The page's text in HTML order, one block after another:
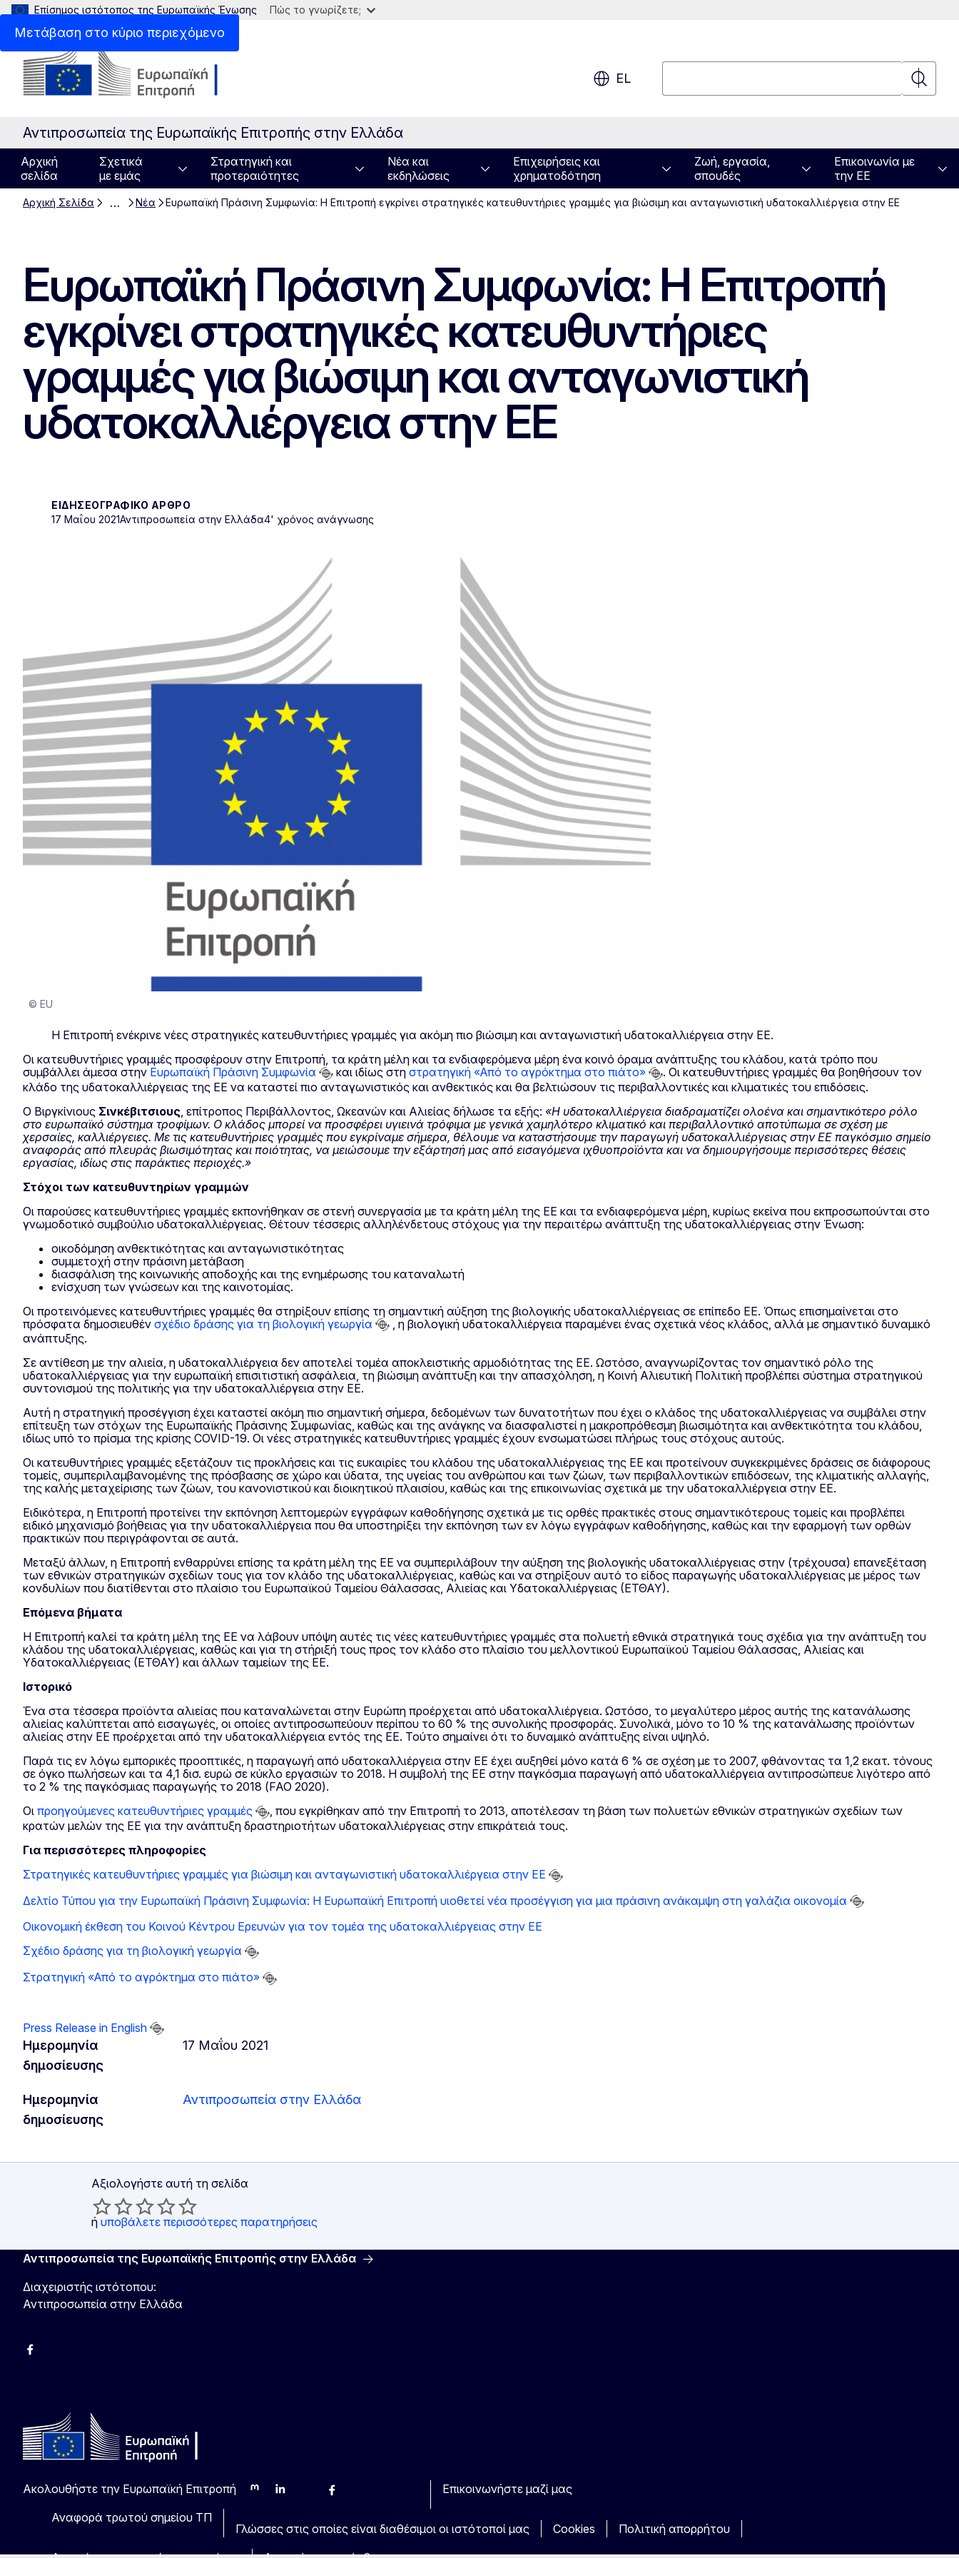
Μετάβαση στο κύριο περιεχόμενο
Επίσημος ιστότοπος της Ευρωπαϊκής Ένωσης Πώς το γνωρίζετε;
EL
Αντιπροσωπεία της Ευρωπαϊκής Επιτροπής στην Ελλάδα
Αρχική
σελίδα
Σχετικά
με εμάς
Στρατηγική και
προτεραιότητες
Νέα και
εκδηλώσεις
Επιχειρήσεις και
χρηματοδότηση
Ζωή, εργασία,
σπουδές
Επικοινωνία με
την ΕΕ
Αρχική Σελίδα … Νέα Ευρωπαϊκή Πράσινη Συμφωνία: Η Επιτροπή εγκρίνει στρατηγικές κατευθυντήριες γραμμές για βιώσιμη και ανταγωνιστική υδατοκαλλιέργεια στην ΕΕ
Ευρωπαϊκή Πράσινη Συμφωνία: Η Επιτροπή
εγκρίνει στρατηγικές κατευθυντήριες
γραμμές για βιώσιμη και ανταγωνιστική
υδατοκαλλιέργεια στην ΕΕ
ΕΙΔΗΣΕΟΓΡΑΦΙΚΌ ΆΡΘΡΟ
17 Μαΐου 2021Αντιπροσωπεία στην Ελλάδα4' χρόνος ανάγνωσης
© EU
Η Επιτροπή ενέκρινε νέες στρατηγικές κατευθυντήριες γραμμές για ακόμη πιο βιώσιμη και ανταγωνιστική υδατοκαλλιέργεια στην ΕΕ.
Οι κατευθυντήριες γραμμές προσφέρουν στην Επιτροπή, τα κράτη μέλη και τα ενδιαφερόμενα μέρη ένα κοινό όραμα ανάπτυξης του κλάδου, κατά τρόπο που
συμβάλλει άμεσα στην Ευρωπαϊκή Πράσινη Συμφωνία και ιδίως στη στρατηγική «Από το αγρόκτημα στο πιάτο»
. Οι κατευθυντήριες γραμμές θα βοηθήσουν τον
κλάδο της υδατοκαλλιέργειας της ΕΕ να καταστεί πιο ανταγωνιστικός και ανθεκτικός και θα βελτιώσουν τις περιβαλλοντικές και κλιματικές του επιδόσεις.
Ο Βιργκίνιους Σινκέβιτσιους , επίτροπος Περιβάλλοντος, Ωκεανών και Αλιείας δήλωσε τα εξής: «Η υδατοκαλλιέργεια διαδραματίζει ολοένα και σημαντικότερο ρόλο
στο ευρωπαϊκό σύστημα τροφίμων. Ο κλάδος μπορεί να προσφέρει υγιεινά τρόφιμα με γενικά χαμηλότερο κλιματικό και περιβαλλοντικό αποτύπωμα σε σχέση με
χερσαίες, καλλιέργειες. Με τις κατευθυντήριες γραμμές που εγκρίναμε σήμερα, θέλουμε να καταστήσουμε την παραγωγή υδατοκαλλιέργειας στην ΕΕ παγκόσμιο σημείο
αναφοράς από πλευράς βιωσιμότητας και ποιότητας, να μειώσουμε την εξάρτησή μας από εισαγόμενα ιχθυοπροϊόντα και να δημιουργήσουμε περισσότερες θέσεις
εργασίας, ιδίως στις παράκτιες περιοχές.»
Στόχοι των κατευθυντηρίων γραμμών
Οι παρούσες κατευθυντήριες γραμμές εκπονήθηκαν σε στενή συνεργασία με τα κράτη μέλη της ΕΕ και τα ενδιαφερόμενα μέρη, κυρίως εκείνα που εκπροσωπούνται στο
γνωμοδοτικό συμβούλιο υδατοκαλλιέργειας. Θέτουν τέσσερις αλληλένδετους στόχους για την περαιτέρω ανάπτυξη της υδατοκαλλιέργειας στην Ένωση:
οικοδόμηση ανθεκτικότητας και ανταγωνιστικότητας
συμμετοχή στην πράσινη μετάβαση
διασφάλιση της κοινωνικής αποδοχής και της ενημέρωσης του καταναλωτή
ενίσχυση των γνώσεων και της καινοτομίας.
Οι προτεινόμενες κατευθυντήριες γραμμές θα στηρίξουν επίσης τη σημαντική αύξηση της βιολογικής υδατοκαλλιέργειας σε επίπεδο ΕΕ. Όπως επισημαίνεται στο
πρόσφατα δημοσιευθέν σχέδιο δράσης για τη βιολογική γεωργία
, η βιολογική υδατοκαλλιέργεια παραμένει ένας σχετικά νέος κλάδος, αλλά με σημαντικό δυναμικό
ανάπτυξης.
Σε αντίθεση με την αλιεία, η υδατοκαλλιέργεια δεν αποτελεί τομέα αποκλειστικής αρμοδιότητας της ΕΕ. Ωστόσο, αναγνωρίζοντας τον σημαντικό ρόλο της
υδατοκαλλιέργειας για την ευρωπαϊκή επισιτιστική ασφάλεια, τη βιώσιμη ανάπτυξη και την απασχόληση, η Κοινή Αλιευτική Πολιτική προβλέπει σύστημα στρατηγικού
συντονισμού της πολιτικής για την υδατοκαλλιέργεια στην ΕΕ.
Αυτή η στρατηγική προσέγγιση έχει καταστεί ακόμη πιο σημαντική σήμερα, δεδομένων των δυνατοτήτων που έχει ο κλάδος της υδατοκαλλιέργειας να συμβάλει στην
επίτευξη των στόχων της Ευρωπαϊκής Πράσινης Συμφωνίας, καθώς και της ανάγκης να διασφαλιστεί η μακροπρόθεσμη βιωσιμότητα και ανθεκτικότητα του κλάδου,
ιδίως υπό το πρίσμα της κρίσης COVID-19. Οι νέες στρατηγικές κατευθυντήριες γραμμές έχουν ενσωματώσει πλήρως τους στόχους αυτούς.
Οι κατευθυντήριες γραμμές εξετάζουν τις προκλήσεις και τις ευκαιρίες του κλάδου της υδατοκαλλιέργειας της ΕΕ και προτείνουν συγκεκριμένες δράσεις σε διάφορους
τομείς, συμπεριλαμβανομένης της πρόσβασης σε χώρο και ύδατα, της υγείας του ανθρώπου και των ζώων, των περιβαλλοντικών επιδόσεων, της κλιματικής αλλαγής,
της καλής μεταχείρισης των ζώων, του κανονιστικού και διοικητικού πλαισίου, καθώς και της επικοινωνίας σχετικά με την υδατοκαλλιέργεια στην ΕΕ.
Ειδικότερα, η Επιτροπή προτείνει την εκπόνηση λεπτομερών εγγράφων καθοδήγησης σχετικά με τις ορθές πρακτικές στους σημαντικότερους τομείς και προβλέπει
ειδικό μηχανισμό βοήθειας για την υδατοκαλλιέργεια που θα υποστηρίξει την εκπόνηση των εν λόγω εγγράφων καθοδήγησης, καθώς και την εφαρμογή των ορθών
πρακτικών που περιγράφονται σε αυτά.
Μεταξύ άλλων, η Επιτροπή ενθαρρύνει επίσης τα κράτη μέλη της ΕΕ να συμπεριλάβουν την αύξηση της βιολογικής υδατοκαλλιέργειας στην (τρέχουσα) επανεξέταση
των εθνικών στρατηγικών σχεδίων τους για τον κλάδο της υδατοκαλλιέργειας, καθώς και να στηρίξουν αυτό το είδος παραγωγής υδατοκαλλιέργειας με μέρος των
κονδυλίων που διατίθενται στο πλαίσιο του Ευρωπαϊκού Ταμείου Θάλασσας, Αλιείας και Υδατοκαλλιέργειας (ΕΤΘΑΥ).
Επόμενα βήματα
Η Επιτροπή καλεί τα κράτη μέλη της ΕΕ να λάβουν υπόψη αυτές τις νέες κατευθυντήριες γραμμές στα πολυετή εθνικά στρατηγικά τους σχέδια για την ανάπτυξη του
κλάδου της υδατοκαλλιέργειας, καθώς και για τη στήριξή τους προς τον κλάδο στο πλαίσιο του μελλοντικού Ευρωπαϊκού Ταμείου Θάλασσας, Αλιείας και
Υδατοκαλλιέργειας (ΕΤΘΑΥ) και άλλων ταμείων της ΕΕ.
Ιστορικό
Ένα στα τέσσερα προϊόντα αλιείας που καταναλώνεται στην Ευρώπη προέρχεται από υδατοκαλλιέργεια. Ωστόσο, το μεγαλύτερο μέρος αυτής της κατανάλωσης
αλιείας καλύπτεται από εισαγωγές, οι οποίες αντιπροσωπεύουν περίπου το 60 % της συνολικής προσφοράς. Συνολικά, μόνο το 10 % της κατανάλωσης προϊόντων
αλιείας στην ΕΕ προέρχεται από την υδατοκαλλιέργεια εντός της ΕΕ. Τούτο σημαίνει ότι το δυναμικό ανάπτυξης είναι υψηλό.
Παρά τις εν λόγω εμπορικές προοπτικές, η παραγωγή από υδατοκαλλιέργεια στην ΕΕ έχει αυξηθεί μόνο κατά 6 % σε σχέση με το 2007, φθάνοντας τα 1,2 εκατ. τόνους
σε όγκο πωλήσεων και τα 4,1 δισ. ευρώ σε κύκλο εργασιών το 2018. Η συμβολή της ΕΕ στην παγκόσμια παραγωγή από υδατοκαλλιέργεια αντιπροσώπευε λιγότερο από
το 2 % της παγκόσμιας παραγωγής το 2018 (FAO 2020).
Οι προηγούμενες κατευθυντήριες γραμμές
, που εγκρίθηκαν από την Επιτροπή το 2013, αποτέλεσαν τη βάση των πολυετών εθνικών στρατηγικών σχεδίων των
κρατών μελών της ΕΕ για την ανάπτυξη δραστηριοτήτων υδατοκαλλιέργειας στην επικράτειά τους.
Για περισσότερες πληροφορίες
Στρατηγικές κατευθυντήριες γραμμές για βιώσιμη και ανταγωνιστική υδατοκαλλιέργεια στην ΕΕ
Δελτίο Τύπου για την Ευρωπαϊκή Πράσινη Συμφωνία: Η Ευρωπαϊκή Επιτροπή υιοθετεί νέα προσέγγιση για μια πράσινη ανάκαμψη στη γαλάζια οικονομία
Οικονομική έκθεση του Κοινού Κέντρου Ερευνών για τον τομέα της υδατοκαλλιέργειας στην ΕΕ
Σχέδιο δράσης για τη βιολογική γεωργία
Στρατηγική «Από το αγρόκτημα στο πιάτο»
Press Release in English
Ημερομηνία
δημοσίευσης
17 Μαΐου 2021
Ημερομηνία
δημοσίευσης
Αντιπροσωπεία στην Ελλάδα
Αξιολογήστε αυτή τη σελίδα
ή υποβάλετε περισσότερες παρατηρήσεις
Αντιπροσωπεία της Ευρωπαϊκής Επιτροπής στην Ελλάδα
Διαχειριστής ιστότοπου:
Αντιπροσωπεία στην Ελλάδα
Facebook
Ακολουθήστε την Ευρωπαϊκή Επιτροπή
MastodonLinkedInBlueskyFacebook
Επικοινωνήστε μαζί μας
Αναφορά τρωτού σημείου ΤΠ
Γλώσσες στις οποίες είναι διαθέσιμοι οι ιστότοποί μας
Cookies
Πολιτική απορρήτου